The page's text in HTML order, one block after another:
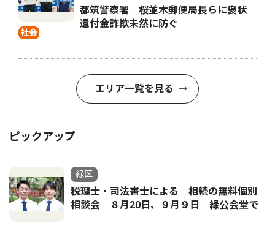
社会
都筑警察署 桜並木郵便局長らに褒状
還付金詐欺未然に防ぐ
エリア一覧を見る
ピックアップ
緑区
税理士・司法書士による 相続の無料個別
相談会 ８月20日、９月９日 緑公会堂で